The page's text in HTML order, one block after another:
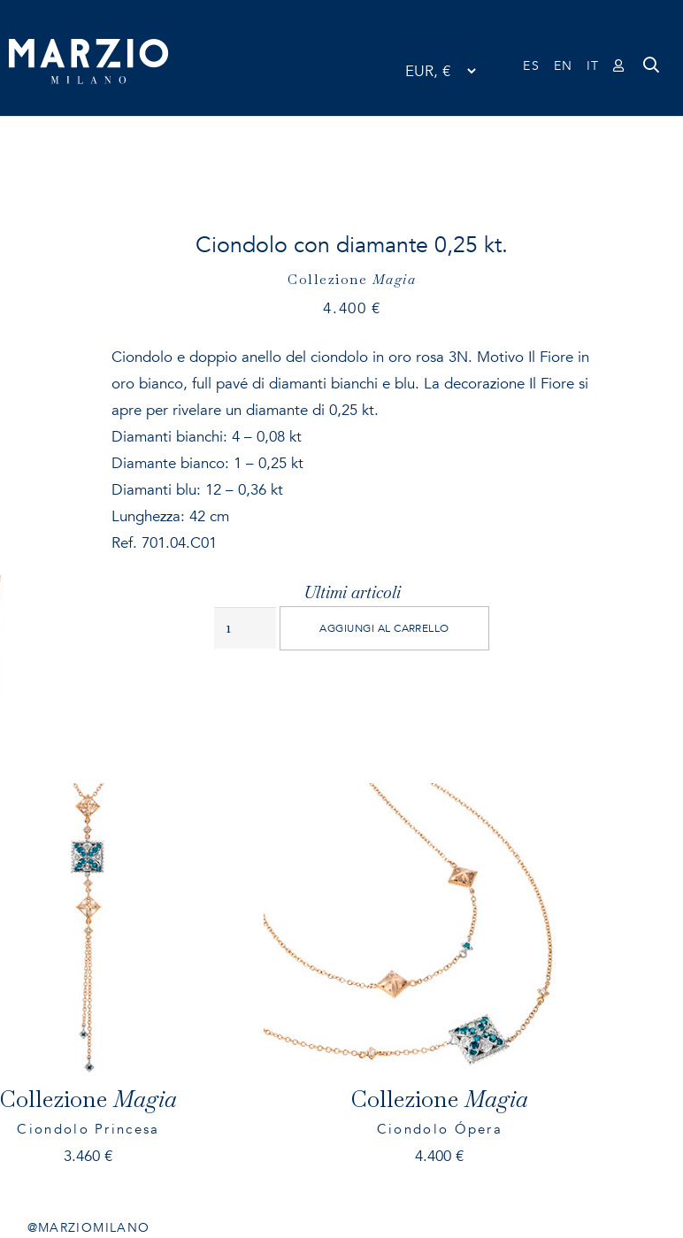
Ispirazione
Store locator
Catalogo
Contatti
EN
ES EN IT
Ciondolo con diamante 0,25 kt.
Collezione Magia
4.400 €
Ciondolo e doppio anello del ciondolo in oro rosa 3N. Motivo Il Fiore in
oro bianco, full pavé di diamanti bianchi e blu. La decorazione Il Fiore si
apre per rivelare un diamante di 0,25 kt.
Diamanti bianchi: 4 – 0,08 kt
Diamante bianco: 1 – 0,25 kt
Diamanti blu: 12 – 0,36 kt
Lunghezza: 42 cm
Ref. 701.04.C01
Ultimi articoli
AGGIUNGI AL CARRELLO
CollezioneMagia
Ciondolo Princesa
3.460 €
CollezioneMagia
Ciondolo Ópera
4.400 €
@MARZIOMILANO